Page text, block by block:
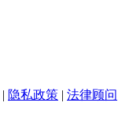
| 隐私政策 | 法律顾问